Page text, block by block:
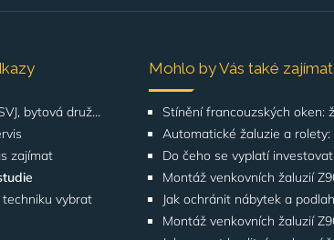
Řešení pro SVJ, bytová družstva, správu budov
zajímat
techniku vybrat
Mohlo by Vás také zajímat